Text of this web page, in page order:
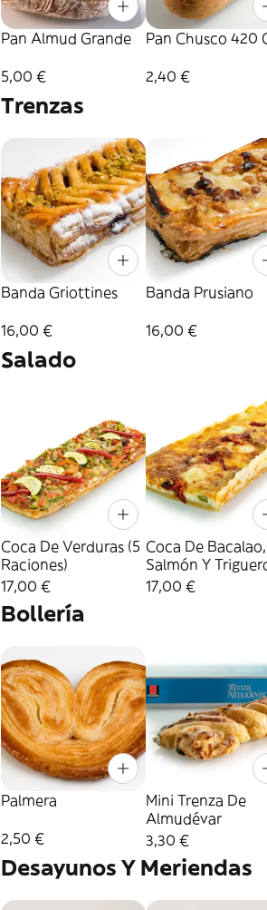
Pan Almud Grande
5,00 €
Pan Chusco 420
2,40 €
Trenzas
Banda Griottines
16,00 €
Banda Prusiano
16,00 €
Salado
Coca De Verduras (5
Raciones)
17,00 €
Coca De Bacalao,
Salmón Y
(5 Raciones)
17,00 €
Bollería
Palmera
2,50 €
Mini Trenza De
Almudévar
3,30 €
Desayunos Y Meriendas